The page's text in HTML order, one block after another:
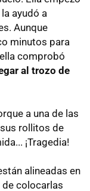
ayudó a
Aunque
minutos para
comprobó
al trozo de
a una de las
rollitos de
¡Tragedia!
alineadas en
de colocarlas